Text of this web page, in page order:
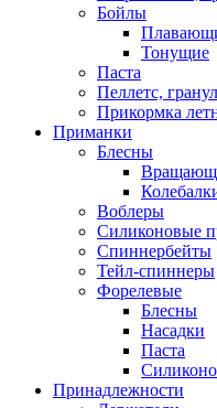
Бойлы
Тонущие
Паста
Пеллетс,
Прикормка
Приманки
Блесны
Воблеры
Силиконовые
Спиннербейты
Тейл-спиннеры
Форелевые
Блесны
Насадки
Паста
Принадлежности